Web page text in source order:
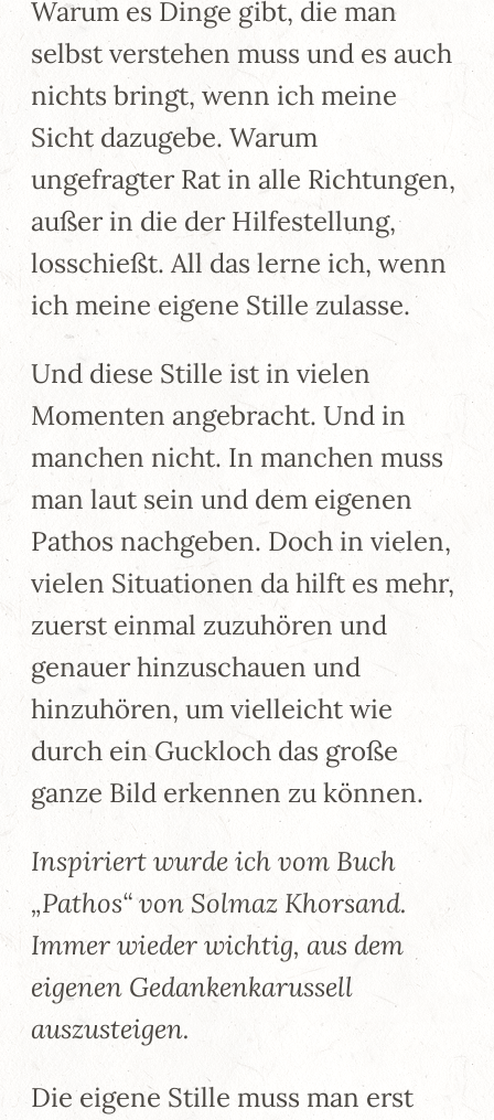
Warum es Dinge gibt, die man
selbst verstehen muss und es auch
nichts bringt, wenn ich meine
Sicht dazugebe. Warum
ungefragter Rat in alle Richtungen,
außer in die der Hilfestellung,
losschießt. All das lerne ich, wenn
ich meine eigene Stille zulasse.
Und diese Stille ist in vielen
Momenten angebracht. Und in
manchen nicht. In manchen muss
man laut sein und dem eigenen
Pathos nachgeben. Doch in vielen,
vielen Situationen da hilft es mehr,
zuerst einmal zuzuhören und
genauer hinzuschauen und
hinzuhören, um vielleicht wie
durch ein Guckloch das große
ganze Bild erkennen zu können.
Inspiriert wurde ich vom Buch
„Pathos“ von Solmaz Khorsand.
Immer wieder wichtig, aus dem
eigenen Gedankenkarussell
auszusteigen.
Die eigene Stille muss man erst